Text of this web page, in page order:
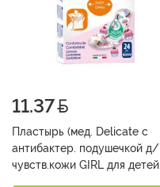
11.37
Пластырь (мед. Delicate с
антибактер. подушечкой д/
чувств.кожи GIRL для детей